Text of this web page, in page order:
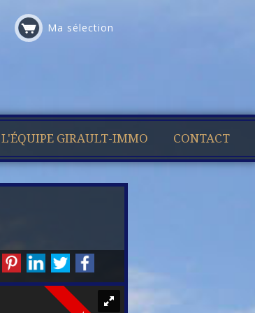
Ma sélection
L'ÉQUIPE GIRAULT-IMMO CONTACT